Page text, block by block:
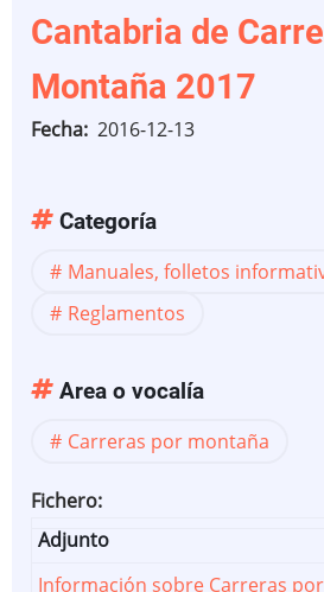
Cantabria de
Montaña 2017
Fecha 2016-12-13
Categoría
Manuales, folletos
Reglamentos
Area o vocalía
Carreras por montaña
Fichero
Adjunto
Información sobre Carreras